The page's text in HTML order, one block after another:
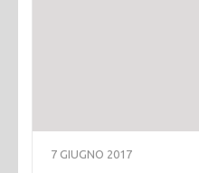
7 GIUGNO 2017